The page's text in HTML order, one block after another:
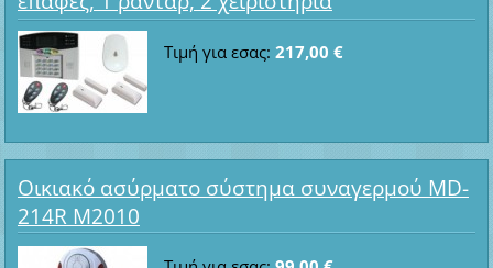
Τιμή για εσας: 217,00 €
Οικιακό ασύρματο σύστημα συναγερμού MD-
214R M2010